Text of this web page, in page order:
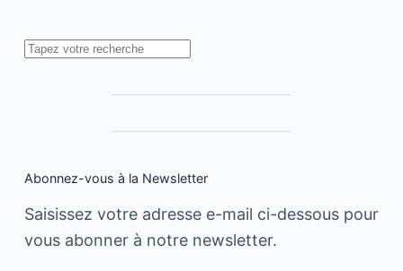
une
3ème
Rechercher
Abonnez-vous à la Newsletter
Saisissez votre adresse e-mail ci-dessous pour
vous abonner à notre newsletter.